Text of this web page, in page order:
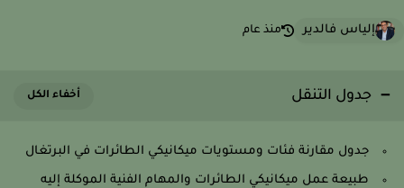
إلياس فالدير منذ عام
جدول التنقل
جدول مقارنة فئات ومستويات ميكانيكي الطائرات في البرتغال
طبيعة عمل ميكانيكي الطائرات والمهام الفنية الموكلة إليه